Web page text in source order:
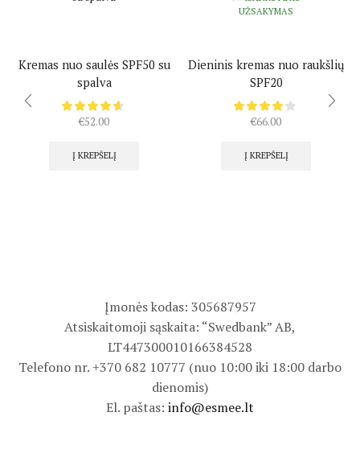
Kremas nuo saulės SPF50 su
spalva
€52.00
Į KREPŠELĮ
UŽSAKYMAS
Dieninis kremas nuo raukšlių
SPF20
€66.00
Į KREPŠELĮ
Įmonės kodas: 305687957
Atsiskaitomoji sąskaita: “Swedbank” AB,
LT447300010166384528
Telefono nr. +370 682 10777 (nuo 10:00 iki 18:00 darbo
dienomis)
El. paštas: info@esmee.lt